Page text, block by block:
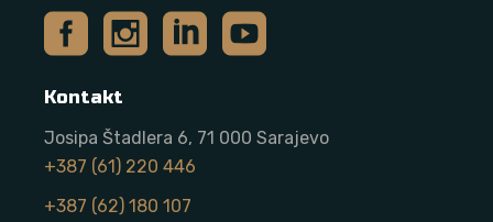
Kontakt
Josipa Štadlera 6, 71 000 Sarajevo
+387 (61) 220 446
+387 (62) 180 107